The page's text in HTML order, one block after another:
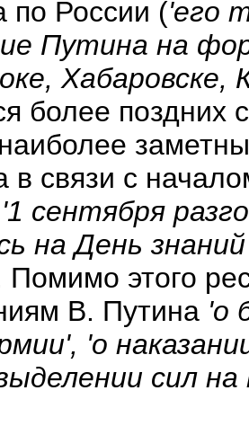
по России ('его
Путина на
Хабаровске,
более поздних
в связи с
сентября
на День
Помимо этого
В. Путина 'о
'о
сил